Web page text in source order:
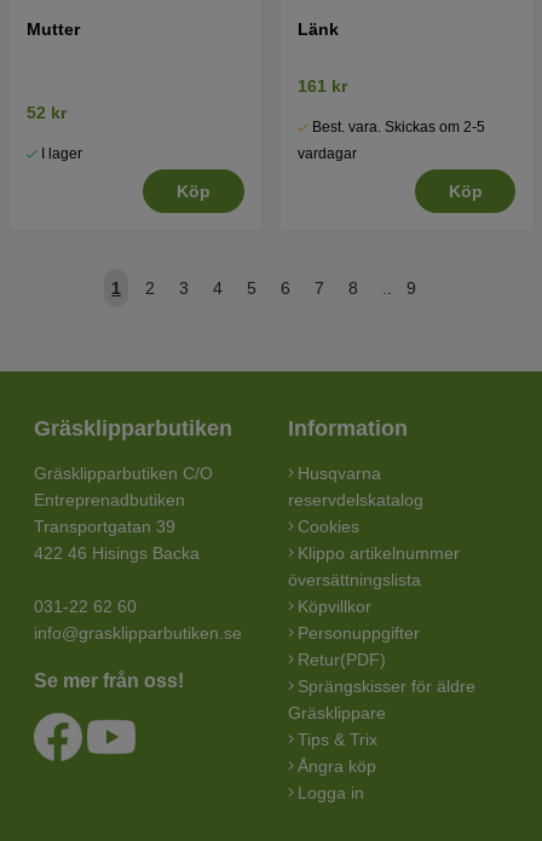
Mutter
52 kr
I lager
Köp
Länk
161 kr
Best. vara. Skickas om 2-5
vardagar
Köp
1 2 3 4 5 6 7 8 .. 9
Gräsklipparbutiken
Gräsklipparbutiken C/O
Entreprenadbutiken
Transportgatan 39
422 46 Hisings Backa
031-22 62 60
info@grasklipparbutiken.se
Se mer från oss!
Information
Husqvarna
reservdelskatalog
Cookies
Klippo artikelnummer
översättningslista
Köpvillkor
Personuppgifter
Retur(PDF)
Sprängskisser för äldre
Gräsklippare
Tips & Trix
Ångra köp
Logga in